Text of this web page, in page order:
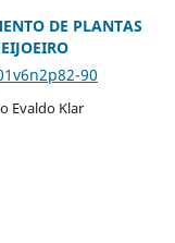
DE PLANTAS
90
Evaldo Klar